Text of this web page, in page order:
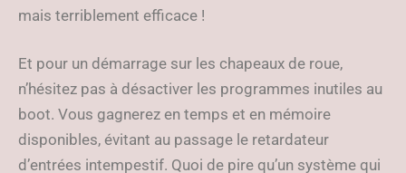
mais terriblement efficace !
Et pour un démarrage sur les chapeaux de roue,
n’hésitez pas à désactiver les programmes inutiles au
boot. Vous gagnerez en temps et en mémoire
disponibles, évitant au passage le retardateur
d’entrées intempestif. Quoi de pire qu’un système qui